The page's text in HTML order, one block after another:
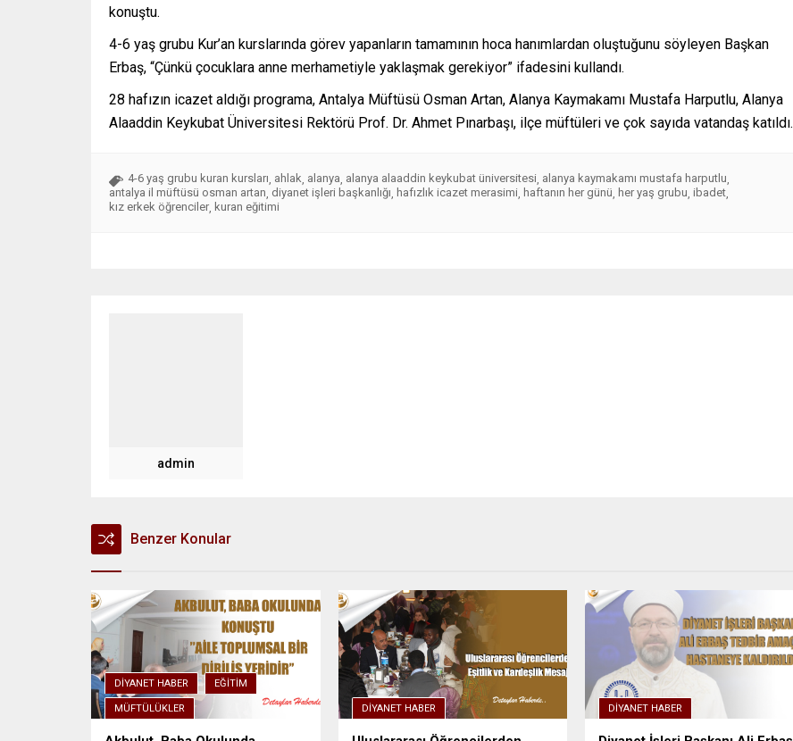
konuştu.
4-6 yaş grubu Kur’an kurslarında görev yapanların tamamının hoca hanımlardan oluştuğunu söyleyen Başkan
Erbaş, “Çünkü çocuklara anne merhametiyle yaklaşmak gerekiyor” ifadesini kullandı.
28 hafızın icazet aldığı programa, Antalya Müftüsü Osman Artan, Alanya Kaymakamı Mustafa Harputlu, Alanya
Alaaddin Keykubat Üniversitesi Rektörü Prof. Dr. Ahmet Pınarbaşı, ilçe müftüleri ve çok sayıda vatandaş katıldı.
4-6 yaş grubu kuran kursları, ahlak, alanya, alanya alaaddin keykubat üniversitesi, alanya kaymakamı mustafa harputlu,
antalya il müftüsü osman artan, diyanet işleri başkanlığı, hafızlık icazet merasimi, haftanın her günü, her yaş grubu, ibadet,
kız erkek öğrenciler, kuran eğitimi
admin
Benzer Konular
DIYANET HABER EĞITIM
MÜFTÜLÜKLER DIYANET HABER DIYANET HABER